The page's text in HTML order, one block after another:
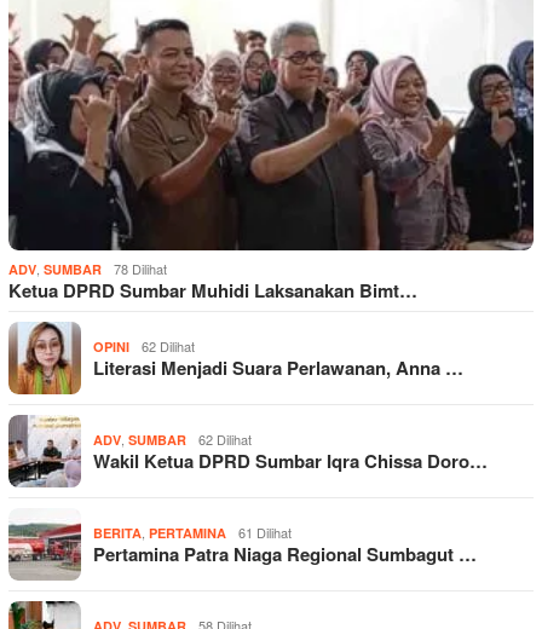
ADV SUMBAR 78 Dilihat
Ketua DPRD Sumbar Muhidi Laksanakan Bimt…
OPINI 62 Dilihat
Literasi Menjadi Suara Perlawanan, Anna …
ADV SUMBAR 62 Dilihat
Wakil Ketua DPRD Sumbar Iqra Chissa Doro…
BERITA PERTAMINA 61 Dilihat
Pertamina Patra Niaga Regional Sumbagut …